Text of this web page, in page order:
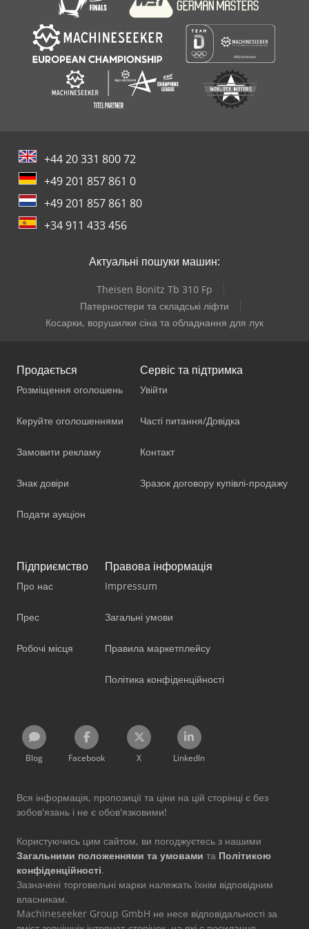
+44 20 331 800 72
+49 201 857 861 0
+49 201 857 861 80
+34 911 433 456
Актуальні пошуки машин:
Theisen Bonitz Tb 310 Fp
Патерностери та складські ліфти
Косарки, ворушилки сіна та обладнання для лук
Продається
Розміщення оголошень
Керуйте оголошеннями
Замовити рекламу
Знак довіри
Подати аукціон
Сервіс та підтримка
Увійти
Часті питання/Довідка
Контакт
Зразок договору купівлі-продажу
Підприємство
Про нас
Прес
Робочі місця
Правова інформація
Impressum
Загальні умови
Правила маркетплейсу
Політика конфіденційності
Blog Facebook X LinkedIn
Вся інформація, пропозиції та ціни на цій сторінці є без
зобов'язань і не є обов'язковими!
Користуючись цим сайтом, ви погоджуєтесь з нашими
Загальними положеннями та умовами та Політикою
конфіденційності.
Зазначені торговельні марки належать їхнім відповідним
власникам.
Machineseeker Group GmbH не несе відповідальності за